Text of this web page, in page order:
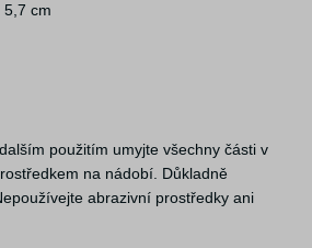
5,7 cm
použitím umyjte všechny části v
na nádobí. Důkladně
abrazivní prostředky ani